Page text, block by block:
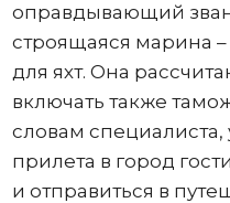
оправдывающий
строящаяся марина
для яхт. Она
включать также
словам
прилета в город
и отправиться в